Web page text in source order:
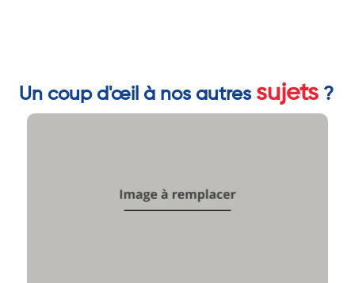
Un coup d'œil à nos autres sujets ?